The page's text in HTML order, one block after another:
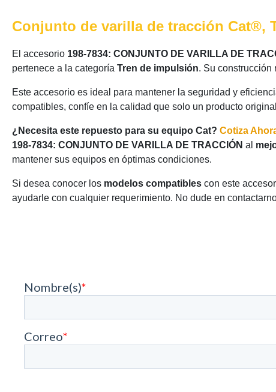
Conjunto de varilla de tracción Cat®,
El accesorio 198-7834: CONJUNTO DE VARILLA DE
pertenece a la categoría Tren de impulsión. Su construcción
Este accesorio es ideal para mantener la seguridad y
compatibles, confíe en la calidad que solo un producto
¿Necesita este repuesto para su equipo Cat? Cotiza
198-7834: CONJUNTO DE VARILLA DE TRACCIÓN al
mantener sus equipos en óptimas condiciones.
Si desea conocer los modelos compatibles con este
ayudarle con cualquier requerimiento. No dude en